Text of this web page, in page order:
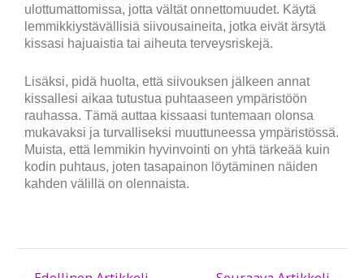
ulottumattomissa, jotta vältät onnettomuudet. Käytä
lemmikkiystävällisiä siivousaineita, jotka eivät ärsytä
kissasi hajuaistia tai aiheuta terveysriskejä.
Lisäksi, pidä huolta, että siivouksen jälkeen annat
kissallesi aikaa tutustua puhtaaseen ympäristöön
rauhassa. Tämä auttaa kissaasi tuntemaan olonsa
mukavaksi ja turvalliseksi muuttuneessa ympäristössä.
Muista, että lemmikin hyvinvointi on yhtä tärkeää kuin
kodin puhtaus, joten tasapainon löytäminen näiden
kahden välillä on olennaista.